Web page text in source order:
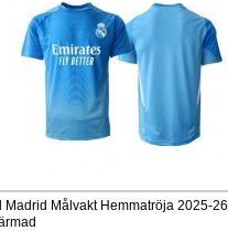
Madrid Målvakt Hemmatröja 2025-26